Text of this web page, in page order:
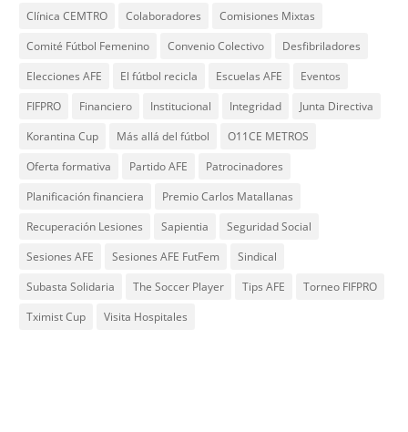
Clínica CEMTRO
Colaboradores
Comisiones Mixtas
Comité Fútbol Femenino
Convenio Colectivo
Desfibriladores
Elecciones AFE
El fútbol recicla Escuelas AFE
Eventos
FIFPRO
Financiero Institucional Integridad
Junta Directiva
Korantina Cup
Más allá del fútbol
O11CE METROS
Oferta formativa
Partido AFE
Patrocinadores
Planificación financiera
Premio Carlos Matallanas
Recuperación Lesiones
Sapientia
Seguridad Social
Sesiones AFE
Sesiones AFE FutFem
Sindical
Subasta Solidaria
The Soccer Player Tips AFE
Torneo FIFPRO
Tximist Cup
Visita Hospitales